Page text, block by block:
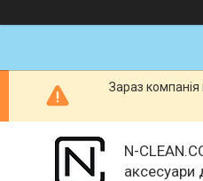
Зараз
N-
аксесуари